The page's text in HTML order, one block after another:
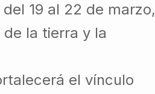
19 al 22 de marzo,
la tierra y la
el vínculo